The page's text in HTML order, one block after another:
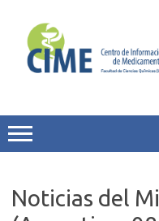
content
Noticias del